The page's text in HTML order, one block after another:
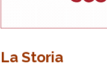
La Storia